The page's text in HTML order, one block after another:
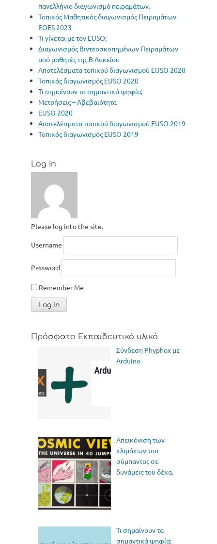
πανελλήνιο διαγωνισμό πειραμάτων.
Τοπικός Μαθητικός διαγωνισμός Πειραμάτων
EOES 2023
Τι γίνεται με τον EUSO;
Διαγωνισμός Βιντεοσκοπημένων Πειραμάτων
από μαθητές της Β Λυκείου
Αποτελέσματα τοπικού διαγωνισμού EUSO 2020
Τοπικός διαγωνισμός EUSO 2020
Τι σημαίνουν τα σημαντικά ψηφία;
Μετρήσεις – Αβεβαιότητα
EUSO 2020
Αποτελέσματα τοπικού διαγωνισμού EUSO 2019
Τοπικός διαγωνισμός ΕUSO 2019
Log In
Please log into the site.
Username
Password
Remember Me
Πρόσφατο Εκπαιδευτικό υλικό
Σύνδεση Phyphox με
Arduino
Απεικόνιση των
κλιμάκων του
σύμπαντος σε
δυνάμεις του δέκα.
Τι σημαίνουν τα
σημαντικά ψηφία;